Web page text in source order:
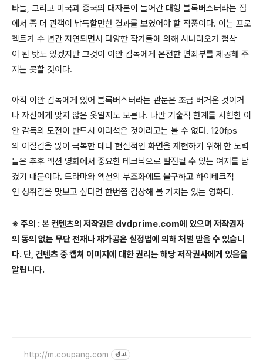
타들, 그리고 미국과 중국의 대자본이 들어간 대형 블록버스터라는 점
에서 좀 더 관객이 납득할만한 결과를 보였어야 할 작품이다. 이는 프로
젝트가 수 년간 지연되면서 다양한 작가들에 의해 시나리오가 첨삭
이 된 탓도 있겠지만 그것이 이안 감독에게 온전한 면죄부를 제공해 주
지는 못할 것이다.
아직 이안 감독에게 있어 블록버스터라는 관문은 조금 버거운 것이거
나 자신에게 맞지 않은 옷일지도 모른다. 다만 기술적 한계를 시험한 이
안 감독의 도전이 반드시 어리석은 것이라고는 볼 수 없다. 120fps
의 이질감을 많이 극복한 데다 현실적인 화면을 재현하기 위해 한 노력
들은 추후 액션 영화에서 중요한 테크닉으로 발전될 수 있는 여지를 남
겼기 때문이다. 드라마와 액션의 부조화에도 불구하고 하이테크적
인 성취감을 맛보고 싶다면 한번쯤 감상해 볼 가치는 있는 영화다.
※ 주의 : 본 컨텐츠의 저작권은 dvdprime.com에 있으며 저작권자
의 동의 없는 무단 전재나 재가공은 실정법에 의해 처벌 받을 수 있습니
다. 단, 컨텐츠 중 캡쳐 이미지에 대한 권리는 해당 저작권사에게 있음을
알립니다.
http://m.coupang.com 광고